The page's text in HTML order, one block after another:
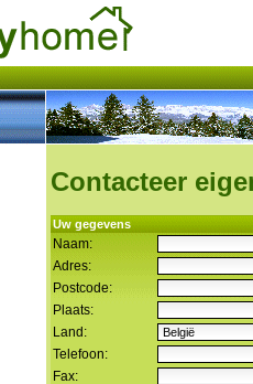
Contacteer
Uw gegevens
Naam:
Adres:
Postcode:
Plaats:
Land:
Telefoon:
Fax: